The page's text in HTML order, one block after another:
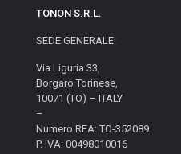
TONON S.R.L.
SEDE GENERALE:
Via Liguria 33,
Borgaro Torinese,
10071 (TO) – ITALY
–
Numero REA: TO-352089
P. IVA: 00498010016